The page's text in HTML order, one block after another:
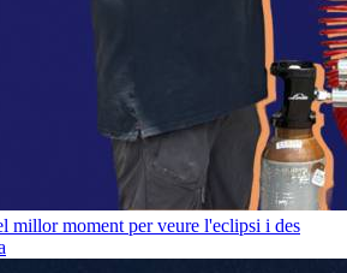
millor moment per veure l'eclipsi i des